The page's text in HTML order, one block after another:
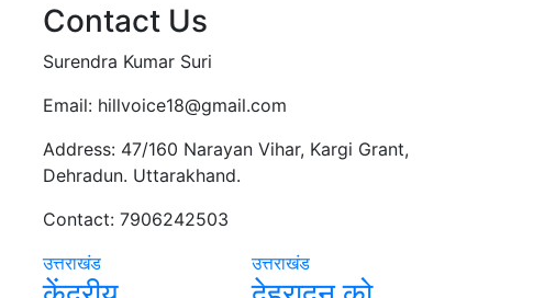
Contact Us
Surendra Kumar Suri
Email: hillvoice18@gmail.com
Address: 47/160 Narayan Vihar, Kargi Grant,
Dehradun. Uttarakhand.
Contact: 7906242503
उत्तराखंड
उत्तराखंड